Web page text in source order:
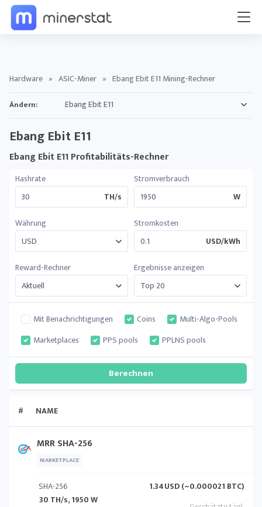
Hardware » ASIC-Miner » Ebang Ebit E11 Mining-Rechner
Ändern:
Ebang Ebit E11
Ebang Ebit E11 Profitabilitäts-Rechner
Hashrate
TH/s
Stromverbrauch
W
Währung
Stromkosten
USD/kWh
Reward-Rechner
Ergebnisse anzeigen
Mit Benachrichtigungen Coins
Multi-Algo-Pools
Marketplaces
PPS pools PPLNS pools
# NAME
MRR SHA-256
MARKETPLACE
SHA-256
30 TH/s, 1950 W
1.34USD (~0.000021 BTC)